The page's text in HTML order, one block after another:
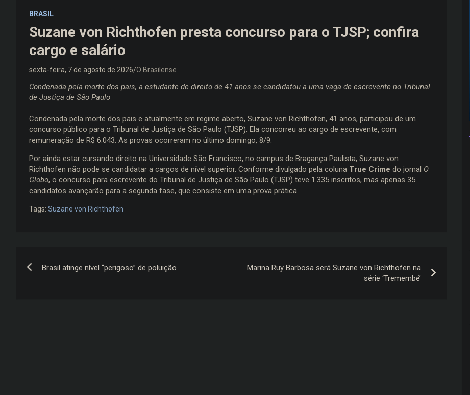
BRASIL
Suzane von Richthofen presta concurso para o TJSP; confira
cargo e salário
sexta-feira, 7 de agosto de 2026 O Brasilense
Condenada pela morte dos pais, a estudante de direito de 41 anos se candidatou a uma vaga de escrevente no Tribunal
de Justiça de São Paulo
Condenada pela morte dos pais e atualmente em regime aberto, Suzane von Richthofen, 41 anos, participou de um
concurso público para o Tribunal de Justiça de São Paulo (TJSP). Ela concorreu ao cargo de escrevente, com
remuneração de R$ 6.043. As provas ocorreram no último domingo, 8/9.
Por ainda estar cursando direito na Universidade São Francisco, no campus de Bragança Paulista, Suzane von
Richthofen não pode se candidatar a cargos de nível superior. Conforme divulgado pela coluna True Crime do jornal O
Globo, o concurso para escrevente do Tribunal de Justiça de São Paulo (TJSP) teve 1.335 inscritos, mas apenas 35
candidatos avançarão para a segunda fase, que consiste em uma prova prática.
Tags: Suzane von Richthofen
Brasil atinge nível “perigoso” de poluição
Marina Ruy Barbosa será Suzane von Richthofen na
série ‘Tremembé’